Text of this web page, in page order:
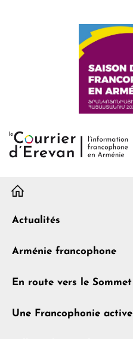
H
Actualités
Arménie francophone
En route vers le Sommet
Une Francophonie active